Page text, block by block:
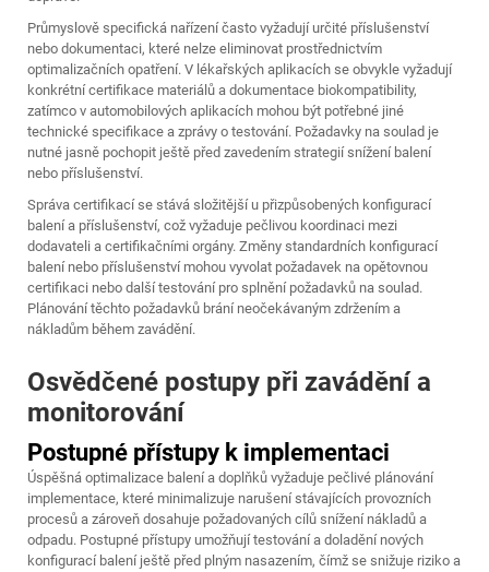
Průmyslově specifická nařízení často vyžadují určité příslušenství
nebo dokumentaci, které nelze eliminovat prostřednictvím
optimalizačních opatření. V lékařských aplikacích se obvykle vyžadují
konkrétní certifikace materiálů a dokumentace biokompatibility,
zatímco v automobilových aplikacích mohou být potřebné jiné
technické specifikace a zprávy o testování. Požadavky na soulad je
nutné jasně pochopit ještě před zavedením strategií snížení balení
nebo příslušenství.
Správa certifikací se stává složitější u přizpůsobených konfigurací
balení a příslušenství, což vyžaduje pečlivou koordinaci mezi
dodavateli a certifikačními orgány. Změny standardních konfigurací
balení nebo příslušenství mohou vyvolat požadavek na opětovnou
certifikaci nebo další testování pro splnění požadavků na soulad.
Plánování těchto požadavků brání neočekávaným zdržením a
nákladům během zavádění.
Osvědčené postupy při zavádění a
monitorování
Postupné přístupy k implementaci
Úspěšná optimalizace balení a doplňků vyžaduje pečlivé plánování
implementace, které minimalizuje narušení stávajících provozních
procesů a zároveň dosahuje požadovaných cílů snížení nákladů a
odpadu. Postupné přístupy umožňují testování a doladění nových
konfigurací balení ještě před plným nasazením, čímž se snižuje riziko a